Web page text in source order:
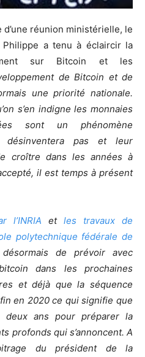
d’une réunion ministérielle, le
Philippe a tenu à éclaircir la
sur Bitcoin et les
de Bitcoin et de
une priorité nationale.
s’en indigne les monnaies
sont un phénomène
pas et leur
croître dans les années à
il est temps à présent
l’INRIA et les travaux de
polytechnique fédérale de
de prévoir avec
dans les prochaines
et déjà que la séquence
en 2020 ce qui signifie que
deux ans pour préparer la
profonds qui s’annoncent. A
du président de la